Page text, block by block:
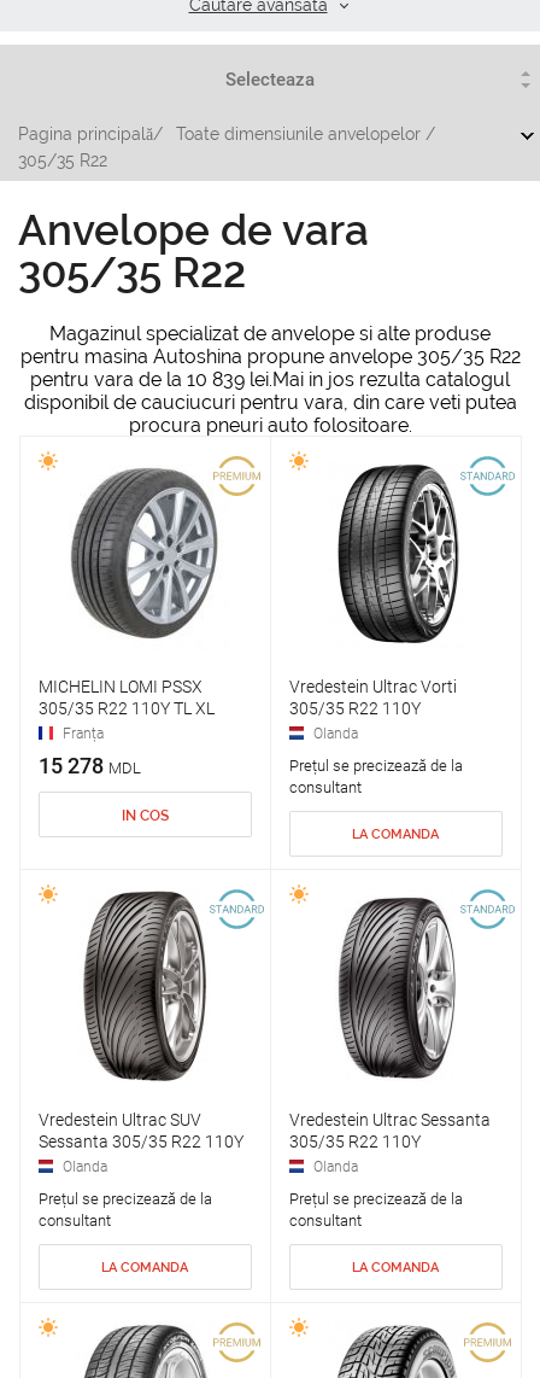
Cautare аvansata
Pagina principală/ Toate dimensiunile anvelopelor /
305/35 R22
Anvelope de vara
305/35 R22
Magazinul specializat de anvelope si alte produse
pentru masina Autoshina propune anvelope 305/35 R22
pentru vara de la 10 839 lei.Mai in jos rezulta catalogul
disponibil de cauciucuri pentru vara, din care veti putea
procura pneuri auto folositoare.
MICHELIN LOMI PSSX
305/35 R22 110Y TL XL
Franța
15 278 MDL
IN COS
Vredestein Ultrac Vorti
305/35 R22 110Y
Olanda
Prețul se precizează de la
consultant
LA COMANDA
Vredestein Ultrac SUV
Sessanta 305/35 R22 110Y
Olanda
Prețul se precizează de la
consultant
LA COMANDA
Vredestein Ultrac Sessanta
305/35 R22 110Y
Olanda
Prețul se precizează de la
consultant
LA COMANDA